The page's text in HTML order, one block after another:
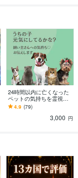
24時間以内に亡くなった
ペットの気持ちを霊視し
ます 6000文字以上で、大
切なあの子との対話をお
4.9 (79)
3,000 円